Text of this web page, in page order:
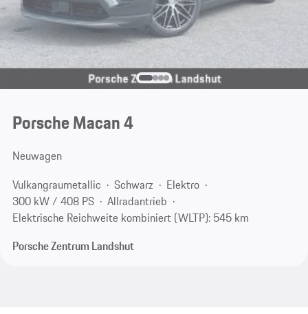
Porsche Macan 4
Neuwagen
Vulkangraumetallic
Schwarz
Elektro
300 kW / 408 PS
Allradantrieb
Elektrische Reichweite kombiniert (WLTP): 545 km
Porsche Zentrum Landshut